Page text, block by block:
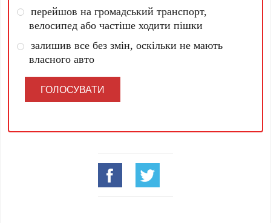
перейшов на громадський транспорт,
велосипед або частіше ходити пішки
залишив все без змін, оскільки не мають
власного авто